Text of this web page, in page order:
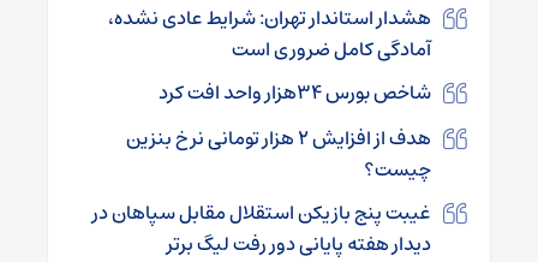
هشدار استاندار تهران: شرایط عادی نشده،
آمادگی کامل ضروری است
شاخص بورس ۳۴هزار واحد افت کرد
هدف از افزایش ۲ هزار تومانی نرخ بنزین
چیست؟
غیبت پنج بازیکن استقلال مقابل سپاهان در
دیدار هفته پایانی دور رفت لیگ برتر